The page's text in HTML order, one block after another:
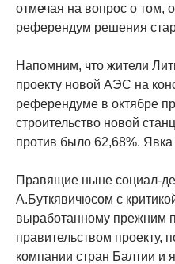
отмечая на вопрос о том,
референдум решения
Напомним, что жители
проекту новой АЭС на
референдуме в октябре
строительство новой
против было 62,68%. Явка
Правящие ныне социал-
А.Буткявичюсом с
выработанному прежним
правительством проекту,
компании стран Балтии и